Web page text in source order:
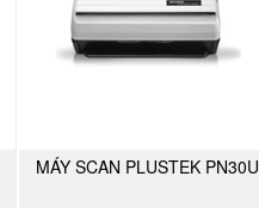
MÁY SCAN PLUSTEK PN30U
MUA NGAY